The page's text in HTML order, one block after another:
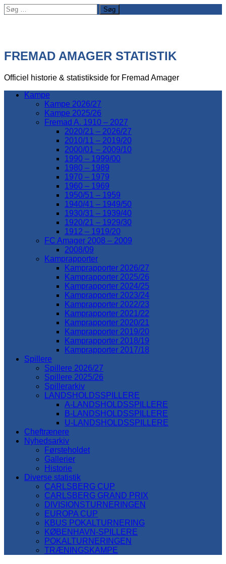
Søg
efter:
FREMAD AMAGER STATISTIK
Officiel historie & statistikside for Fremad Amager
Kampe
Kampe 2026/27
Kampe 2025/26
Fremad A. 1910 – 2027
2020/21 – 2026/27
2010/11 – 2019/20
2000/01 – 2009/10
1990 – 1999/00
1980 – 1989
1970 – 1979
1960 – 1969
1950/51 – 1959
1940/41 – 1949/50
1930/31 – 1939/40
1920/21 – 1929/30
1912 – 1919/20
FC Amager 2008 – 2009
2008/09
Kamprapporter
Kamprapporter 2026/27
Kamprapporter 2025/26
Kamprapporter 2024/25
Kamprapporter 2023/24
Kamprapporter 2022/23
Kamprapporter 2021/22
Kamprapporter 2020/21
Kamprapporter 2019/20
Kamprapporter 2018/19
Kamprapporter 2017/18
Spillere
Spillere 2026/27
Spillere 2025/26
Spillerarkiv
LANDSHOLDSSPILLERE
A-LANDSHOLDSSPILLERE
B-LANDSHOLDSSPILLERE
U-LANDSHOLDSSPILLERE
Cheftrænere
Nyhedsarkiv
Førsteholdet
Gallerier
Historie
Diverse statistik
CARLSBERG CUP
CARLSBERG GRAND PRIX
DIVISIONSTURNERINGEN
EUROPA CUP
KBUS POKALTURNERING
KØBENHAVN-SPILLERE
POKALTURNERINGEN
TRÆNINGSKAMPE